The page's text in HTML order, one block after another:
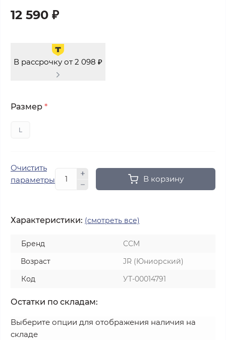
12 590 ₽
В рассрочку от 2 098 ₽
Размер *
L
Очистить
параметры
В корзину
Характеристики: (смотреть все)
Бренд
CCM
Возраст
JR (Юниорский)
Код
УТ-00014791
Остатки по складам:
Выберите опции для отображения наличия на
складе